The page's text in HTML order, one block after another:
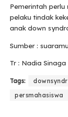
Pemerintah perlu
pelaku tindak
anak down
Sumber :
Tr : Nadia Sinaga
Tags:
persmahasiswa